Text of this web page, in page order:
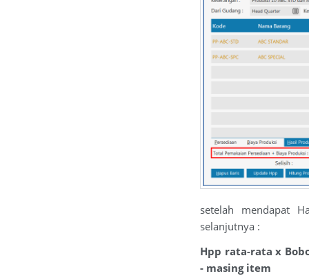
setelah mendapat
selanjutnya :
Hpp rata-rata x
- masing item